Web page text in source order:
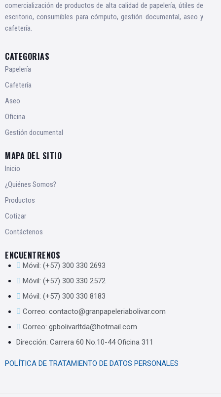
comercialización de productos de alta calidad de papelería, útiles de
escritorio, consumibles para cómputo, gestión documental, aseo y
cafetería.
CATEGORIAS
Papelería
Cafetería
Aseo
Oficina
Gestión documental
MAPA DEL SITIO
Inicio
¿Quiénes Somos?
Productos
Cotizar
Contáctenos
ENCUENTRENOS
Móvil: (+57) 300 330 2693
Móvil: (+57) 300 330 2572
Móvil: (+57) 300 330 8183
Correo: contacto@granpapeleriabolivar.com
Correo: gpbolivarltda@hotmail.com
Dirección: Carrera 60 No.10-44 Oficina 311
POLÍTICA DE TRATAMIENTO DE DATOS PERSONALES